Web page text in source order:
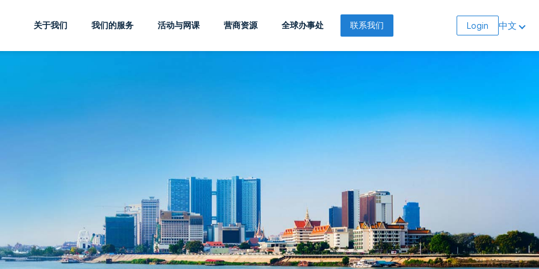
关于我们 我们的服务 活动与网课 营商资源 全球办事处 联系我们 Login 中文